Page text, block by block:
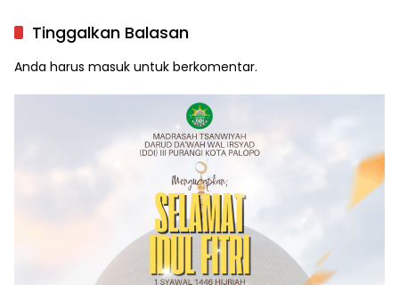
Tinggalkan Balasan
Anda harus masuk untuk berkomentar.